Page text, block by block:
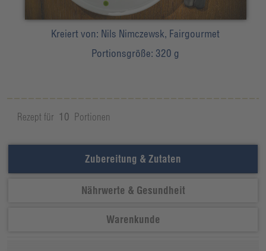
Kreiert von: Nils Nimczewsk, Fairgourmet
Portionsgröße:320 g
Rezept für 10 Portionen
Zubereitung & Zutaten
Nährwerte & Gesundheit
Warenkunde